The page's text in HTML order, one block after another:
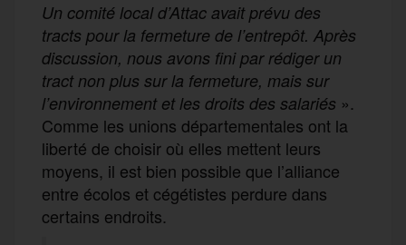
Un comité local d’Attac avait prévu des
tracts pour la fermeture de l’entrepôt. Après
discussion, nous avons fini par rédiger un
tract non plus sur la fermeture, mais sur
l’environnement et les droits des salariés ».
Comme les unions départementales ont la
liberté de choisir où elles mettent leurs
moyens, il est bien possible que l’alliance
entre écolos et cégétistes perdure dans
certains endroits.